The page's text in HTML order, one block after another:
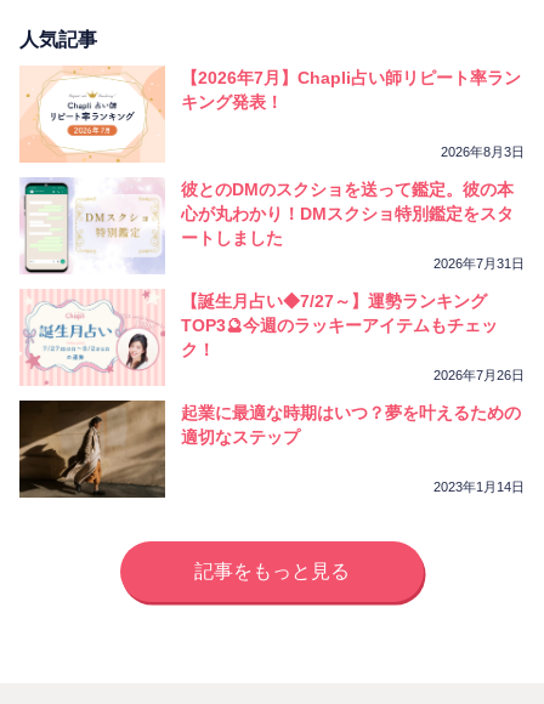
人気記事
【2026年7月】Chapli占い師リピート率ラン
キング発表！
2026年8月3日
彼とのDMのスクショを送って鑑定。彼の本
心が丸わかり！DMスクショ特別鑑定をスタ
ートしました
2026年7月31日
【誕生月占い◆7/27～】運勢ランキング
TOP3🔮今週のラッキーアイテムもチェッ
ク！
2026年7月26日
起業に最適な時期はいつ？夢を叶えるための
適切なステップ
2023年1月14日
記事をもっと見る